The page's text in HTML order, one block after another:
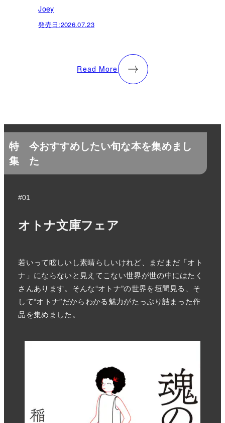
Joey
発売日:2026.07.23
Read More
特
集
今おすすめしたい旬な本を集めまし
た
#01
オトナ文庫フェア
若いって眩しいし素晴らしいけれど、まだまだ「オト
ナ」にならないと見えてこない世界が世の中にはたく
さんあります。そんな“オトナ”の世界を垣間見る、そ
して“オトナ”だからわかる魅力がたっぷり詰まった作
品を集めました。